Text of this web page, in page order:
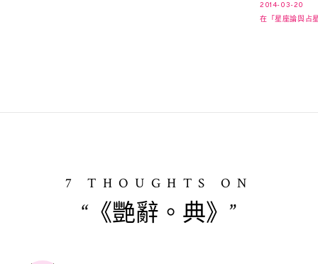
2014-03-20
在「星座論與占
7 THOUGHTS ON
“《艷辭。典》”